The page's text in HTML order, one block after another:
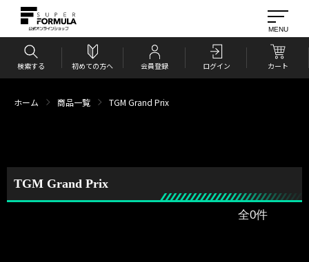
検索する 初めての方へ 会員登録 ログイン カート
ホーム 商品一覧 TGM Grand Prix
TGM Grand Prix
全0件